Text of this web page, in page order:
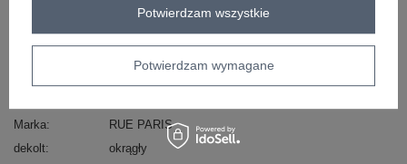
Bordowa sukienka Suzanne RUE PARIS
skład materiału: 90% bawełna, 10% elastan
sposób prania: pranie w pralce w 30°C
Marka
RUE PARIS
dekolt
okrągły
Potwierdzam wymagane
Potwierdzam wszystkie